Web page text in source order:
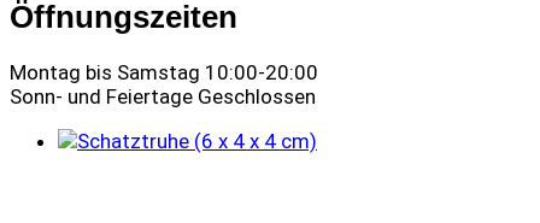
Öffnungszeiten
Montag bis Samstag 10:00-20:00
Sonn- und Feiertage Geschlossen